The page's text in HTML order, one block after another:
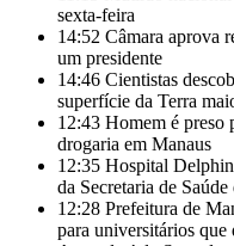
sexta-feira
14:52 Câmara aprova
um presidente
14:46 Cientistas
superfície da Terra
12:43 Homem é preso
drogaria em Manaus
12:35 Hospital
da Secretaria de
12:28 Prefeitura de
para universitários que